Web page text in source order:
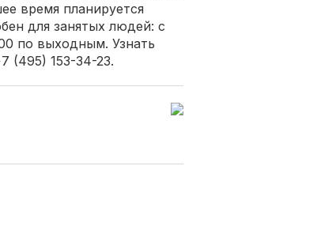
время планируется
для занятых людей: с
по выходным. Узнать
(495) 153-34-23.